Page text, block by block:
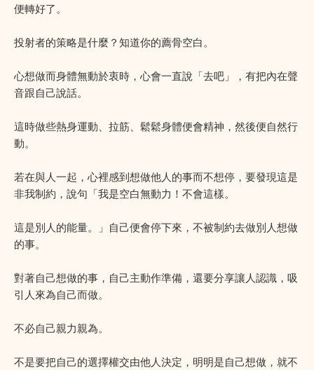
便轉好了。
投射者的策略是什麼？知道你的薦骨空白。
心想做而身體無動於衷時，心會一直說「去吧」，有把內在聲
音跟自己說話。
這時做些熱身運動、拉筋、鬆鬆身體便會精神，然後便自然行
動。
若在與人一起，心裡感到想做他人的事而不想停，要發現這是
非我制約，說句「我是空白無動力！不會這樣。
這是別人的能量。」自己便會停下來，不被制約去做別人想做
的事。
對著自己想做的事，自己主動作準備，還要分享讓人認識，吸
引人來為自己而做。
不必自己親力親為。
不是要把自己的選擇權交由他人決定，明明是自己想做，就不